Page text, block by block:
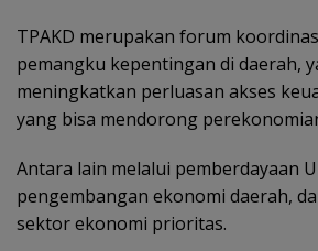
TPAKD merupakan forum
pemangku kepentingan di daerah,
meningkatkan perluasan akses
yang bisa mendorong
Antara lain melalui pemberdayaan
pengembangan ekonomi daerah,
sektor ekonomi prioritas.